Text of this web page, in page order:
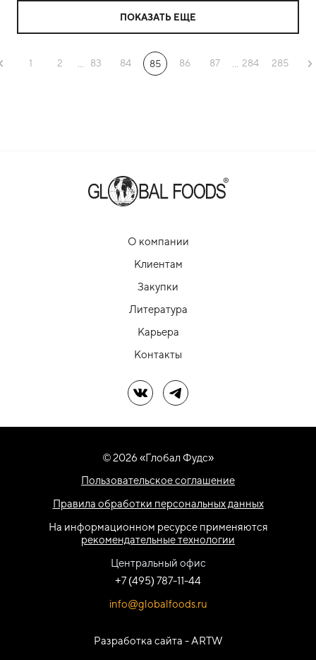
ПОКАЗАТЬ ЕЩЕ
1 2 ... 83 84 85 86 87 ... 284 285
О компании
Клиентам
Закупки
Литература
Карьера
Контакты
Мы в ВКМы в Telegram
© 2026 «Глобал Фудс»
Пользовательское соглашение
Правила обработки персональных данных
На информационном ресурсе применяются
рекомендательные технологии
Центральный офис
+7 (495) 787-11-44
info@globalfoods.ru
Разработка сайта - ARTW